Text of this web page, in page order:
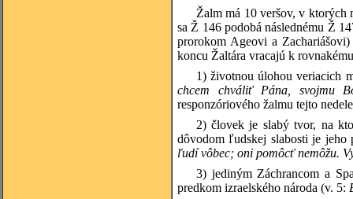
Žalm má 10 veršov, v ktorých
sa Ž 146 podobá následnému Ž
prorokom Ageovi a
koncu Žaltára vracajú k
1) životnou úlohou veriacich
chcem chváliť Pána, svojmu
responzóriového žalmu tejto
2) človek je slabý tvor, na
dôvodom ľudskej slabosti je
ľudí vôbec; oni pomôcť nemôžu.
3) jediným Záchrancom a
predkom izraelského národa (v. 5: